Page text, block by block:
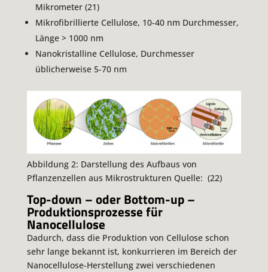
Mikrometer (21)
Mikrofibrillierte Cellulose, 10-40 nm Durchmesser,
Länge > 1000 nm
Nanokristalline Cellulose, Durchmesser
üblicherweise 5-70 nm
Abbildung 2: Darstellung des Aufbaus von
Pflanzenzellen aus Mikrostrukturen Quelle: (22)
Top-down – oder Bottom-up –
Produktionsprozesse für
Nanocellulose
Dadurch, dass die Produktion von Cellulose schon
sehr lange bekannt ist, konkurrieren im Bereich der
Nanocellulose-Herstellung zwei verschiedenen